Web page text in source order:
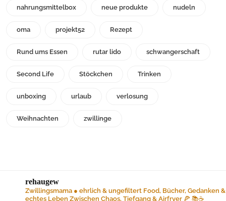
nahrungsmittelbox neue produkte nudeln
oma projekt52 Rezept
Rund ums Essen rutar lido schwangerschaft
Second Life Stöckchen Trinken
unboxing urlaub verlosung
Weihnachten zwillinge
rehaugew
Zwillingsmama ● ehrlich & ungefiltert Food, Bücher, Gedanken &
echtes Leben Zwischen Chaos, Tiefgang & Airfryer 🍕 📚☕️